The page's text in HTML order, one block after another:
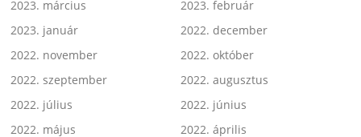
2023. március
2023. február
2023. január
2022. december
2022. november
2022. október
2022. szeptember
2022. augusztus
2022. július
2022. június
2022. május
2022. április